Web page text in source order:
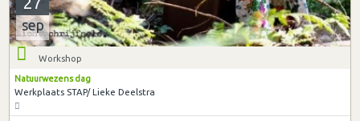
sep
Workshop
Natuurwezens dag
Werkplaats STAP/ Lieke Deelstra